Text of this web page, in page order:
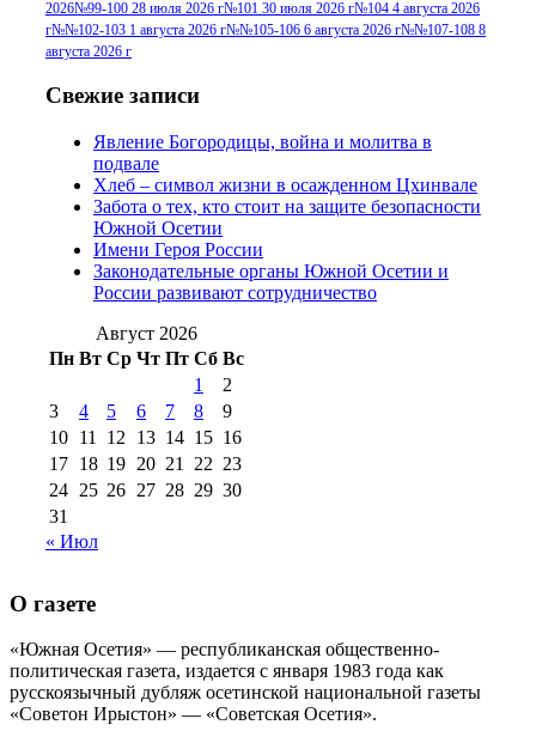
июля 2014 г(10)№96+97 30 июля
2016 г(13)
июля 2017 г
2012 г
(15)
№97 30 июля 2015 г
(15)№98 1 августа 2015 г
августа 2016 г(10)№98 5 июля 2014 г(10)
№98 8 августа 2013 г
августа 2012 г(14) №98+99 11 июля
2017 г(9)
№99 4 августа
2016 г(12) №99 8 июля 2014 г
августа 2012 г(11)
августа 2013 г
(12)
2026№99-100 28 июля 2026 г№101 30 июля 2026 г№104 4 августа 2026
г№№102-103 1 августа 2026 г№№105-106 6 августа 2026 г№№107-108 8
августа 2026 г
Свежие записи
Явление Богородицы, война и молитва в
подвале
Хлеб – символ жизни в осажденном Цхинвале
Забота о тех, кто стоит на защите безопасности
Южной Осетии
Имени Героя России
Законодательные органы Южной Осетии и
России развивают сотрудничество
Август 2026
Пн Вт Ср Чт Пт Сб Вс
1
2
3
4 5 6 7 8
9
10 11 12 13 14 15 16
17 18 19 20 21 22 23
24 25 26 27 28 29 30
31
« Июл
О газете
«Южная Осетия» — республиканская общественно-
политическая газета, издается с января 1983 года как
русскоязычный дубляж осетинской национальной газеты
«Советон Ирыстон» — «Советская Осетия».